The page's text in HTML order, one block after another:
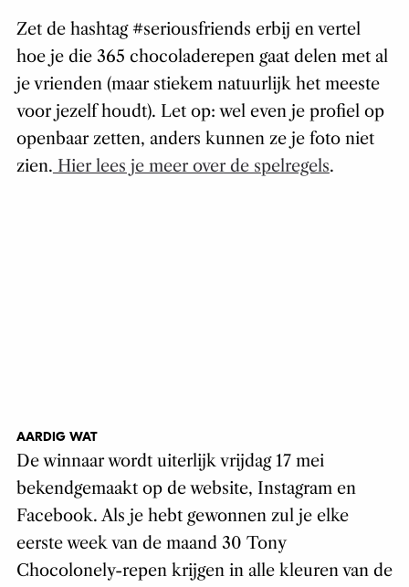
Zet de hashtag #seriousfriends erbij en vertel
hoe je die 365 chocoladerepen gaat delen met al
je vrienden (maar stiekem natuurlijk het meeste
voor jezelf houdt). Let op: wel even je profiel op
openbaar zetten, anders kunnen ze je foto niet
zien. Hier lees je meer over de spelregels.
AARDIG WAT
De winnaar wordt uiterlijk vrijdag 17 mei
bekendgemaakt op de website, Instagram en
Facebook. Als je hebt gewonnen zul je elke
eerste week van de maand 30 Tony
Chocolonely-repen krijgen in alle kleuren van de